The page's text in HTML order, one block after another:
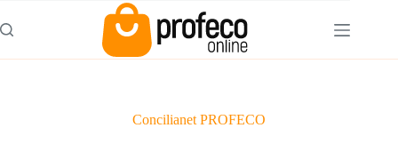
Concilianet PROFECO